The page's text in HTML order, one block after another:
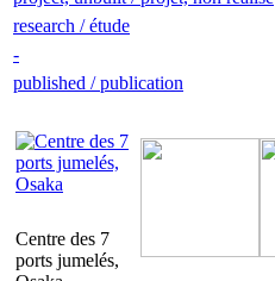
research / étude
-
published / publication
Centre des 7
ports jumelés,